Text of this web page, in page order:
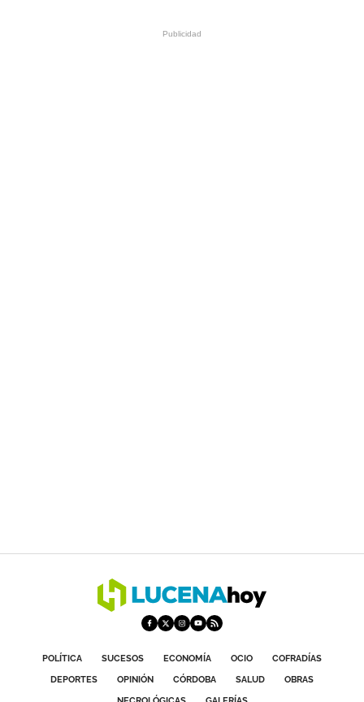
POLÍTICA SUCESOS ECONOMÍA OCIO
COFRADÍAS
DEPORTES
OPINIÓN CÓRDOBA SALUD
OBRAS